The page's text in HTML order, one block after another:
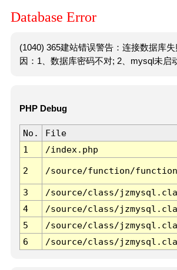
Database Error
(1040) 365建站错误警告：连接数据库
因：1、数据库密码不对; 2、mysql未启
PHP Debug
No. File
1
/index.php
2 /source/function/
3 /source/class/
4
/source/class/
5
/source/class/
6
/source/class/